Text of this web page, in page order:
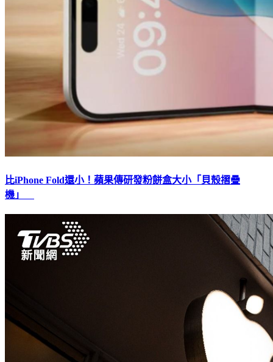
比iPhone Fold還小！蘋果傳研發粉餅盒大小「貝殼摺疊
機」